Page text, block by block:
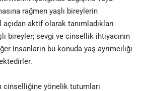
rağmen yaşlı bireylerin
aktif olarak tanımladıkları
bireyler; sevgi ve cinsellik ihtiyacının
insanların bu konuda yaş ayrımcılığı
cinselliğine yönelik tutumları